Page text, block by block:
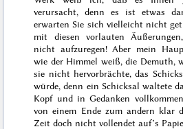
verursacht, denn es ist etwas
erwarten Sie sich vielleicht nicht
mit diesen vorlauten
nicht aufzuregen! Aber mein
wie der Himmel weiß, die Demuth,
sie nicht hervorbrächte, das
würde, denn ein Schicksal waltete
Kopf und in Gedanken
von einem Ende zum andern klar
Zeit doch nicht vollendet auf’s